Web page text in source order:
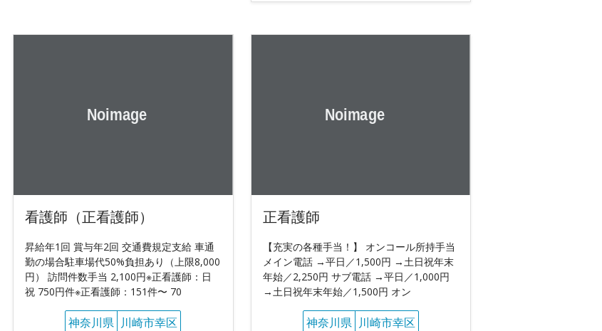
看護師（正看護師）
昇給年1回 賞与年2回 交通費規定支給 車通
勤の場合駐車場代50%負担あり（上限8,000
円） 訪問件数手当 2,100円※正看護師：日
祝 750円件※正看護師：151件〜 70
神奈川県 川崎市幸区
正看護師
【充実の各種手当！】 オンコール所持手当
メイン電話 →平日／1,500円 →土日祝年末
年始／2,250円 サブ電話 →平日／1,000円
→土日祝年末年始／1,500円 オン
神奈川県 川崎市幸区